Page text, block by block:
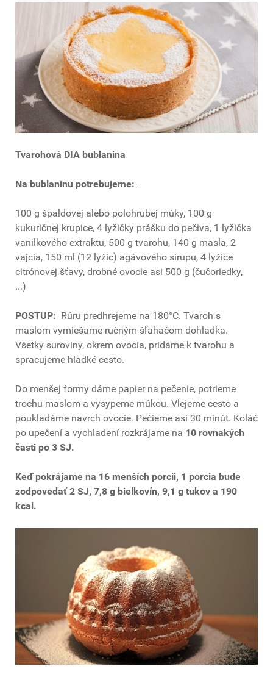
Tvarohová DIA bublanina
Na bublaninu potrebujeme:
100 g špaldovej alebo polohrubej múky, 100 g
kukuričnej krupice, 4 lyžičky prášku do pečiva, 1 lyžička
vanilkového extraktu, 500 g tvarohu, 140 g masla, 2
vajcia, 150 ml (12 lyžíc) agávového sirupu, 4 lyžice
citrónovej šťavy, drobné ovocie asi 500 g (čučoriedky,
...)
POSTUP: Rúru predhrejeme na 180°C. Tvaroh s
maslom vymiešame ručným šľahačom dohladka.
Všetky suroviny, okrem ovocia, pridáme k tvarohu a
spracujeme hladké cesto.
Do menšej formy dáme papier na pečenie, potrieme
trochu maslom a vysypeme múkou. Vlejeme cesto a
poukladáme navrch ovocie. Pečieme asi 30 minút. Koláč
po upečení a vychladení rozkrájame na 10 rovnakých
časti po 3 SJ.
Keď pokrájame na 16 menších porcii, 1 porcia bude
zodpovedať 2 SJ, 7,8 g bielkovín, 9,1 g tukov a 190
kcal.